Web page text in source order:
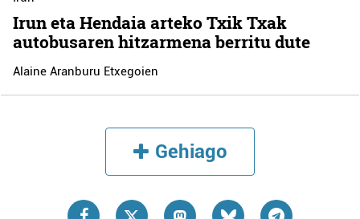
Irun eta Hendaia arteko Txik Txak
autobusaren hitzarmena berritu dute
Alaine Aranburu Etxegoien
Gehiago